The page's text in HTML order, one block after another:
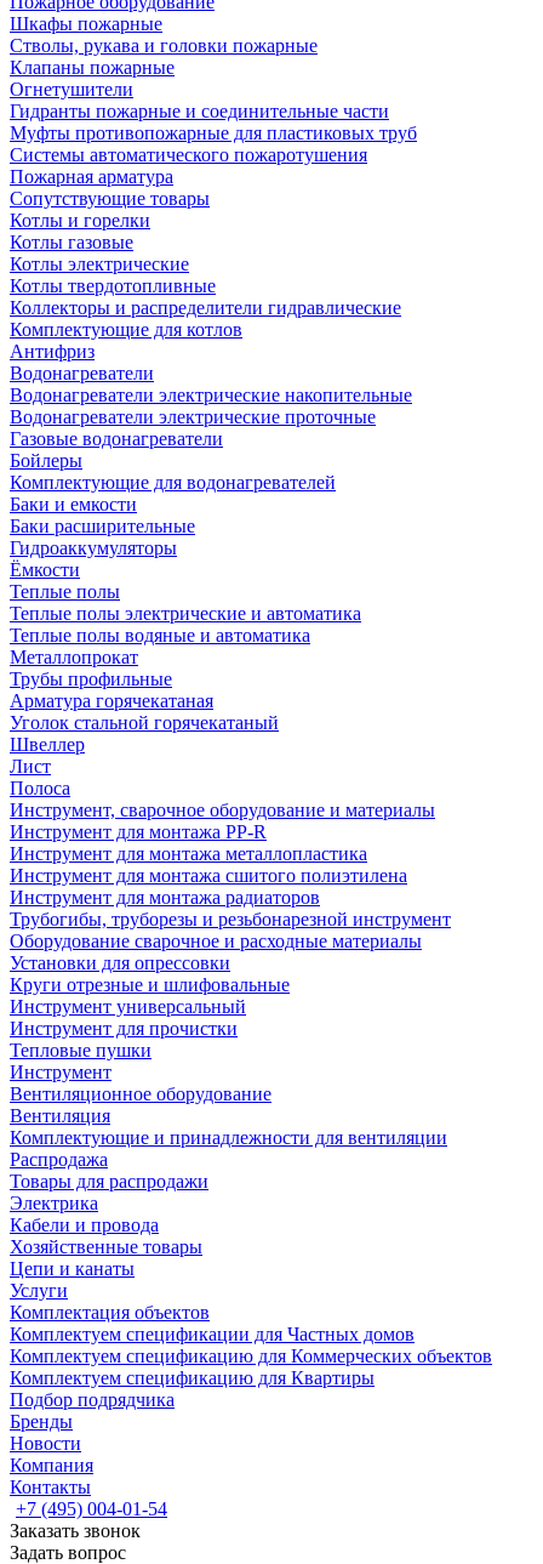
Шкафы пожарные
Стволы, рукава и головки пожарные
Клапаны пожарные
Огнетушители
Гидранты пожарные и соединительные части
Муфты противопожарные для пластиковых труб
Системы автоматического пожаротушения
Пожарная арматура
Сопутствующие товары
Котлы и горелки
Котлы газовые
Котлы электрические
Котлы твердотопливные
Коллекторы и распределители гидравлические
Комплектующие для котлов
Антифриз
Водонагреватели
Водонагреватели электрические накопительные
Водонагреватели электрические проточные
Газовые водонагреватели
Бойлеры
Комплектующие для водонагревателей
Баки и емкости
Баки расширительные
Гидроаккумуляторы
Ёмкости
Теплые полы
Теплые полы электрические и автоматика
Теплые полы водяные и автоматика
Металлопрокат
Трубы профильные
Арматура горячекатаная
Уголок стальной горячекатаный
Швеллер
Лист
Полоса
Инструмент, сварочное оборудование и материалы
Инструмент для монтажа PP-R
Инструмент для монтажа металлопластика
Инструмент для монтажа сшитого полиэтилена
Инструмент для монтажа радиаторов
Трубогибы, труборезы и резьбонарезной инструмент
Оборудование сварочное и расходные материалы
Установки для опрессовки
Круги отрезные и шлифовальные
Инструмент универсальный
Инструмент для прочистки
Тепловые пушки
Инструмент
Вентиляционное оборудование
Вентиляция
Комплектующие и принадлежности для вентиляции
Распродажа
Товары для распродажи
Электрика
Кабели и провода
Хозяйственные товары
Цепи и канаты
Услуги
Комплектация объектов
Комплектуем спецификации для Частных домов
Комплектуем спецификацию для Коммерческих объектов
Комплектуем спецификацию для Квартиры
Подбор подрядчика
Бренды
Новости
Компания
Контакты
+7 (495) 004-01-54
Заказать звонок
Задать вопрос